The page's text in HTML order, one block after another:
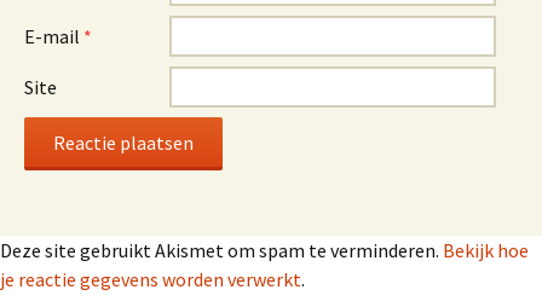
E-mail *
Site
Deze site gebruikt Akismet om spam te verminderen. Bekijk hoe
je reactie gegevens worden verwerkt.